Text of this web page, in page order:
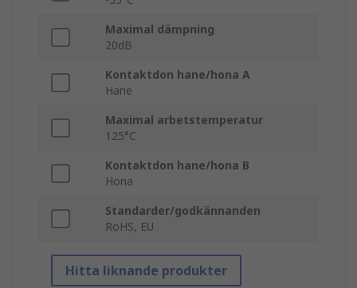
Maximal dämpning
20dB
Kontaktdon hane/hona A
Hane
Maximal arbetstemperatur
125°C
Kontaktdon hane/hona B
Hona
Standarder/godkännanden
RoHS, EU
Hitta liknande produkter